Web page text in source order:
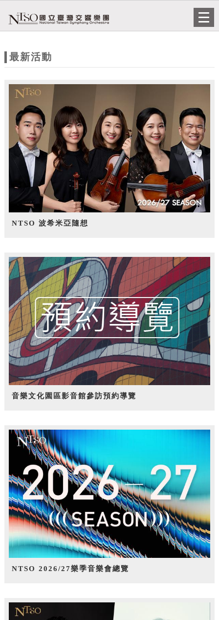
站
題
最新活動
NTSO 波希米亞隨想
音樂文化園區影音館參訪預約導覽
NTSO 2026/27樂季音樂會總覽